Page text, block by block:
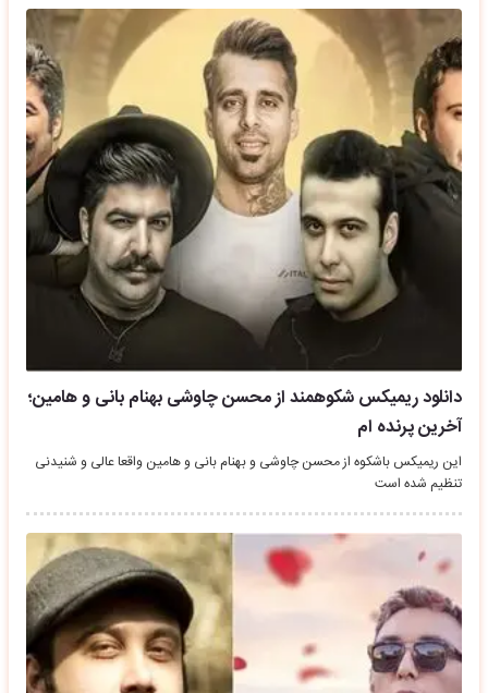
دانلود ریمیکس شکوهمند از محسن چاوشی بهنام بانی و هامین؛
آخرین پرنده ام
این ریمیکس باشکوه از محسن چاوشی و بهنام بانی و هامین واقعا عالی و شنیدنی
تنظیم شده است